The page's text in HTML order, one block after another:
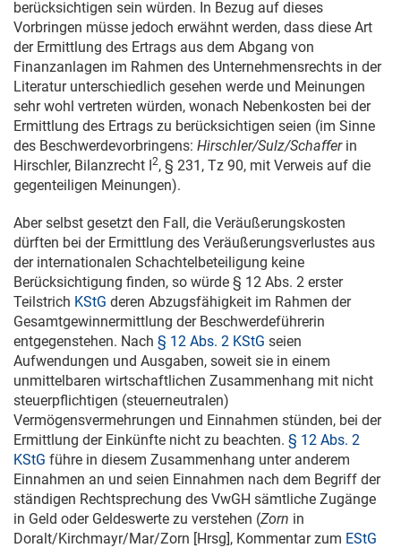
berücksichtigen sein würden. In Bezug auf dieses
Vorbringen müsse jedoch erwähnt werden, dass diese Art
der Ermittlung des Ertrags aus dem Abgang von
Finanzanlagen im Rahmen des Unternehmensrechts in der
Literatur unterschiedlich gesehen werde und Meinungen
sehr wohl vertreten würden, wonach Nebenkosten bei der
Ermittlung des Ertrags zu berücksichtigen seien (im Sinne
des Beschwerdevorbringens: Hirschler/Sulz/Schaffer in
Hirschler, Bilanzrecht I2, § 231, Tz 90, mit Verweis auf die
gegenteiligen Meinungen).
Aber selbst gesetzt den Fall, die Veräußerungskosten
dürften bei der Ermittlung des Veräußerungsverlustes aus
der internationalen Schachtelbeteiligung keine
Berücksichtigung finden, so würde § 12 Abs. 2 erster
Teilstrich KStG deren Abzugsfähigkeit im Rahmen der
Gesamtgewinnermittlung der Beschwerdeführerin
entgegenstehen. Nach § 12 Abs. 2 KStG seien
Aufwendungen und Ausgaben, soweit sie in einem
unmittelbaren wirtschaftlichen Zusammenhang mit nicht
steuerpflichtigen (steuerneutralen)
Vermögensvermehrungen und Einnahmen stünden, bei der
Ermittlung der Einkünfte nicht zu beachten. § 12 Abs. 2
KStG führe in diesem Zusammenhang unter anderem
Einnahmen an und seien Einnahmen nach dem Begriff der
ständigen Rechtsprechung des VwGH sämtliche Zugänge
in Geld oder Geldeswerte zu verstehen (Zorn in
Doralt/Kirchmayr/Mar/Zorn [Hrsg], Kommentar zum EStG